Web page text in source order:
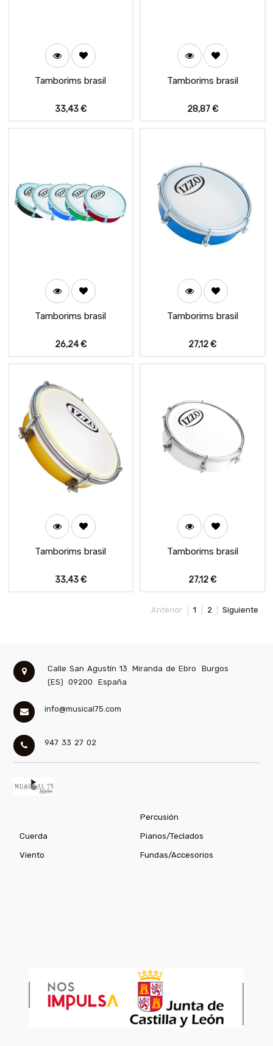
Tamborims brasil
33,43€
Tamborims brasil
28,87€
Tamborims brasil
26,24€
Tamborims brasil
27,12€
Tamborims brasil
33,43€
Tamborims brasil
27,12€
Anterior 1 2 Siguiente
Calle San Agustín 13 Miranda de Ebro
Burgos
(ES)
09200 España
info@musical75.com
947 33 27 02
Percusión
Cuerda Pianos/Teclados
Viento Fundas/Accesorios